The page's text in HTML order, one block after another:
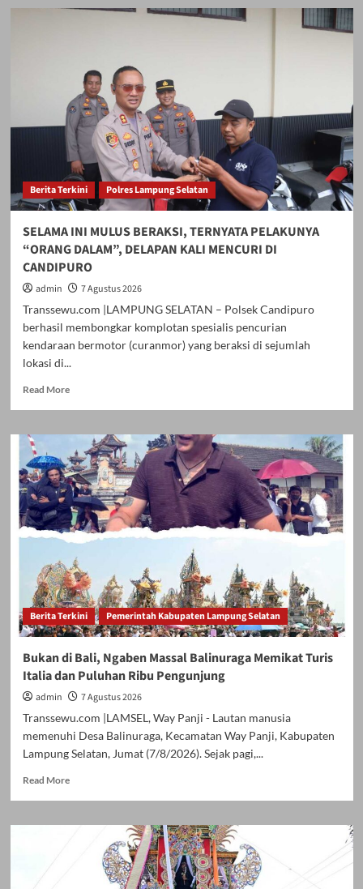
Berita Terkini Polres Lampung Selatan
SELAMA INI MULUS BERAKSI, TERNYATA PELAKUNYA
“ORANG DALAM”, DELAPAN KALI MENCURI DI
CANDIPURO
admin
7 Agustus 2026
Transsewu.com |LAMPUNG SELATAN – Polsek Candipuro
berhasil membongkar komplotan spesialis pencurian
kendaraan bermotor (curanmor) yang beraksi di sejumlah
lokasi di...
Read MoreRead
SELAMA
INI
MULUS
BERAKSI,
TERNYATA
PELAKUNYA
“ORANG
DALAM”,
DELAPAN
KALI
MENCURI
DI
CANDIPURO
Berita Terkini Pemerintah Kabupaten Lampung Selatan
Bukan di Bali, Ngaben Massal Balinuraga Memikat Turis
Italia dan Puluhan Ribu Pengunjung
admin
7 Agustus 2026
Transsewu.com |LAMSEL, Way Panji - Lautan manusia
memenuhi Desa Balinuraga, Kecamatan Way Panji, Kabupaten
Lampung Selatan, Jumat (7/8/2026). Sejak pagi,...
Read MoreRead
Bukan